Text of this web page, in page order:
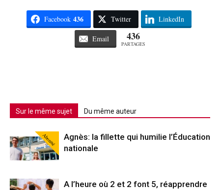
Facebook 436 Twitter LinkedIn
Email 436
PARTAGES
Sur le même sujet Du même auteur
Abonné
Agnès: la fillette qui humilie l’Éducation
nationale
A l’heure où 2 et 2 font 5, réapprendre